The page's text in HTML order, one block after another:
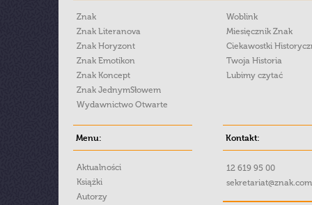
Znak
Znak Literanova
Znak Horyzont
Znak Emotikon
Znak Koncept
Znak JednymSłowem
Wydawnictwo Otwarte
Woblink
Miesięcznik Znak
Ciekawostki
Twoja Historia
Lubimy czytać
Menu:
Aktualności
Książki
Autorzy
Kontakt:
12 619 95 00